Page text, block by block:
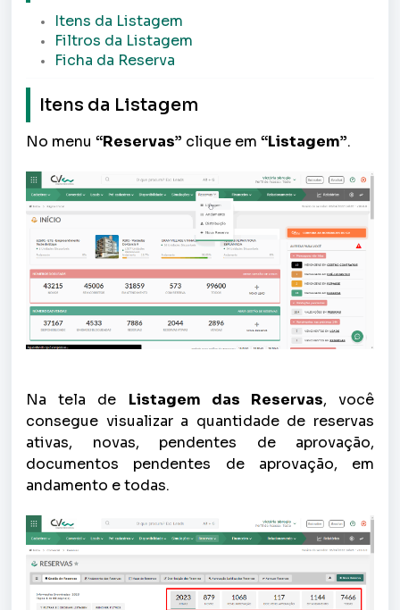
Itens da Listagem
Filtros da Listagem
Ficha da Reserva
Itens da Listagem
No menu “Reservas” clique em “Listagem”.
Na tela de Listagem das Reservas, você
consegue visualizar a quantidade de reservas
ativas, novas, pendentes de aprovação,
documentos pendentes de aprovação, em
andamento e todas.